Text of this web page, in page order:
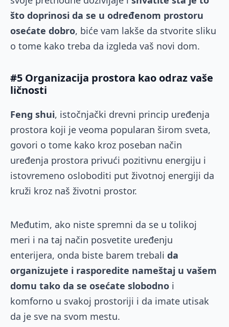
što doprinosi da se u određenom prostoru
osećate dobro, biće vam lakše da stvorite sliku
o tome kako treba da izgleda vaš novi dom.
#5 Organizacija prostora kao odraz vaše
ličnosti
Feng shui, istočnjački drevni princip uređenja
prostora koji je veoma popularan širom sveta,
govori o tome kako kroz poseban način
uređenja prostora privući pozitivnu energiju i
istovremeno osloboditi put životnoj energiji da
kruži kroz naš životni prostor.
Međutim, ako niste spremni da se u tolikoj
meri i na taj način posvetite uređenju
enterijera, onda biste barem trebali da
organizujete i rasporedite nameštaj u vašem
domu tako da se osećate slobodno i
komforno u svakoj prostoriji i da imate utisak
da je sve na svom mestu.